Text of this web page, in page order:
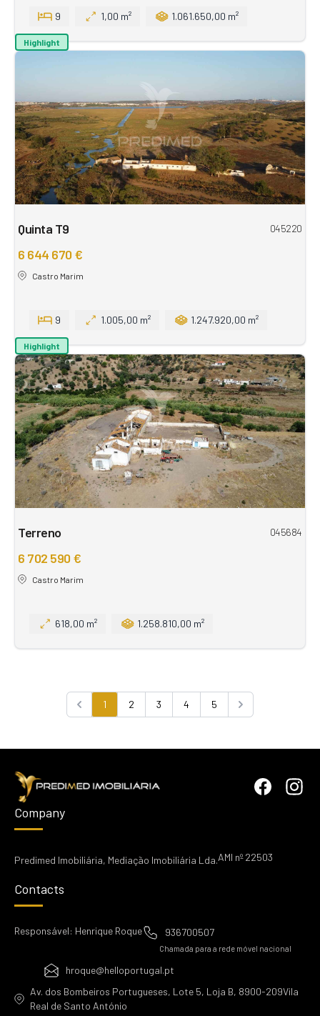
9 1,00 m² 1.061.650,00 m²
Highlight
Quinta T9 045220
6 644 670 €
Castro Marim
9 1.005,00 m² 1.247.920,00 m²
Highlight
Terreno 045684
6 702 590 €
Castro Marim
618,00 m² 1.258.810,00 m²
Previous
1 2 3 4 5
Next
Company
Predimed Imobiliária, Mediação Imobiliária Lda.AMI nº 22503
Contacts
Responsável: Henrique Roque 936700507
Chamada para a rede móvel nacional
hroque@helloportugal.pt
Av. dos Bombeiros Portugueses, Lote 5, Loja B, 8900-209Vila
Real de Santo António